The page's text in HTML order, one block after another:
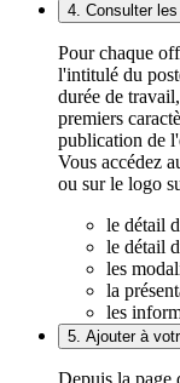
4. Consulter
Pour chaque
l'intitulé du
durée de
premiers
publication de
Vous accédez
ou sur le logo
le détail
le détail
les
la
les
5. Ajouter à
Depuis la page